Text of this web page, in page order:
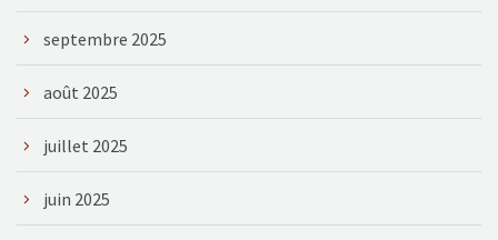
septembre 2025
août 2025
juillet 2025
juin 2025